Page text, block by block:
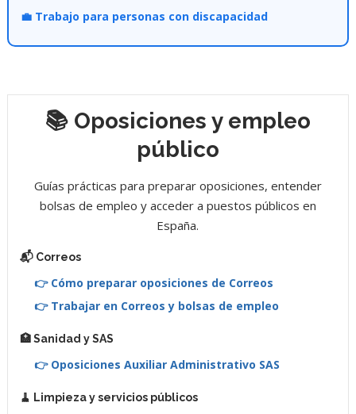
💼 Trabajo para personas con discapacidad
📚 Oposiciones y empleo
público
Guías prácticas para preparar oposiciones, entender
bolsas de empleo y acceder a puestos públicos en
España.
📬 Correos
👉 Cómo preparar oposiciones de Correos
👉 Trabajar en Correos y bolsas de empleo
🏥 Sanidad y SAS
👉 Oposiciones Auxiliar Administrativo SAS
🧹 Limpieza y servicios públicos